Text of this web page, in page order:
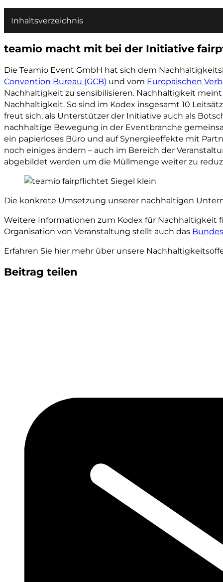
Inhaltsverzeichnis
teamio macht mit bei der Initiative
Die Teamio Event GmbH hat sich dem
Convention Bureau (GCB) und vom Europäischen
Nachhaltigkeit zu sensibilisieren. Nachhaltigkeit
Nachhaltigkeit. So sind im Kodex insgesamt 10
freut sich, als Unterstützer der Initiative auch als
nachhaltige Bewegung in der Eventbranche
ein papierloses Büro und auf Synergieeffekte mit
noch einiges ändern – auch im Bereich der
abgebildet werden um die Müllmenge weiter zu
Die konkrete Umsetzung unserer nachhaltigen
Weitere Informationen zum Kodex für Nachhaltigkeit
Organisation von Veranstaltung stellt auch das
Erfahren Sie hier mehr über unsere
Beitrag teilen